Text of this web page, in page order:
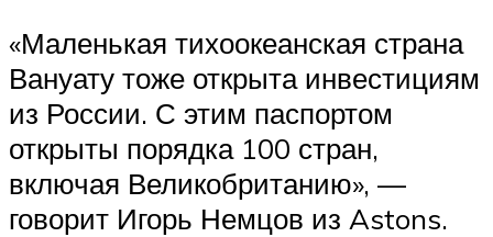
«Маленькая тихоокеанская страна
Вануату тоже открыта инвестициям
из России. С этим паспортом
открыты порядка 100 стран,
включая Великобританию», —
говорит Игорь Немцов из Astons.